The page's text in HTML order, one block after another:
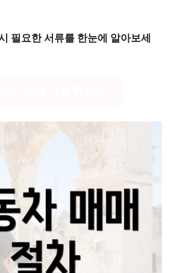
필요한 서류를 한눈에 알아보세